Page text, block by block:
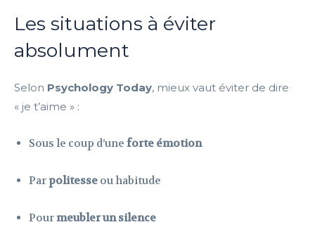
Les situations à éviter
absolument
Selon Psychology Today, mieux vaut éviter de dire
« je t’aime » :
Sous le coup d’une forte émotion
Parpolitesse ou habitude
Pourmeubler un silence